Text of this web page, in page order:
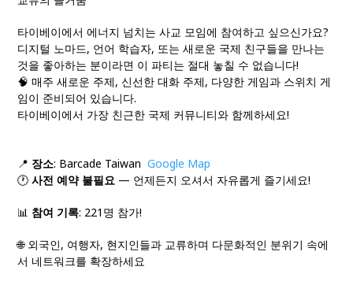
타이베이에서 에너지 넘치는 사교 모임에 참여하고 싶으신가요?
디지털 노마드, 언어 학습자, 또는 새로운 국제 친구들을 만나는
것을 좋아하는 분이라면 이 파티는 절대 놓칠 수 없습니다!
🧠 매주 새로운 주제, 신선한 대화 주제, 다양한 게임과 스위치 게
임이 준비되어 있습니다.
타이베이에서 가장 친근한 국제 커뮤니티와 함께하세요!
📍 장소: Barcade Taiwan Google Map
🕐사전 예약 불필요 — 언제든지 오셔서 자유롭게 즐기세요!
📊 참여 기록: 221명 참가!
🌐 외국인, 여행자, 현지인들과 교류하며 다문화적인 분위기 속에
서 네트워크를 확장하세요